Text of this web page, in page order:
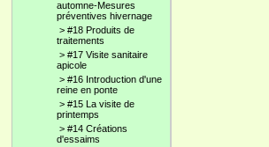
automne-Mesures
préventives hivernage
> #18 Produits de
traitements
> #17 Visite sanitaire
apicole
> #16 Introduction d'une
reine en ponte
> #15 La visite de
printemps
> #14 Créations
d'essaims